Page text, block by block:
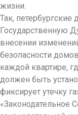
жизни.
Так, петербургские
Государственную
внесении
безопасности
каждой квартире,
должен быть
фиксирует утечку
«Законодательное